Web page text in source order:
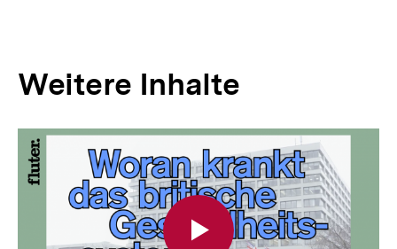
Weitere Inhalte
Inhaltskarousell
für
weitere
Inhalte
Inhaltskarussell
überspringen